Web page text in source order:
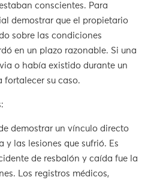
conscientes. Para
demostrar que el propietario
sobre las condiciones
en un plazo razonable. Si una
o había existido durante un
fortalecer su caso.
demostrar un vínculo directo
las lesiones que sufrió. Es
de resbalón y caída fue la
Los registros médicos,